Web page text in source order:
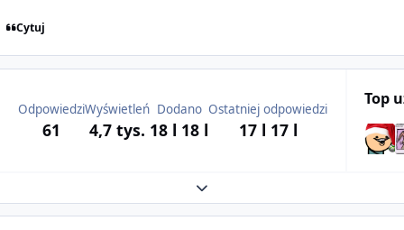
Cytuj
Odpowiedzi
61
Wyświetleń
4,7 tys.
Dodano
18 l 18 l
Ostatniej odpowiedzi
17 l 17 l
Top
Expand topic overview